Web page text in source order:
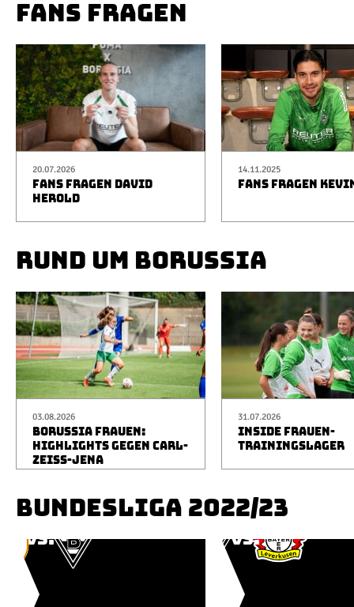
FANS FRAGEN
20.07.2026
FANS FRAGEN DAVID
HEROLD
14.11.2025
FANS FRAGEN
RUND UM BORUSSIA
03.08.2026
BORUSSIA FRAUEN:
HIGHLIGHTS GEGEN CARL-
ZEISS-JENA
31.07.2026
INSIDE FRAUEN-
TRAININGSLAGER
BUNDESLIGA 2022/23